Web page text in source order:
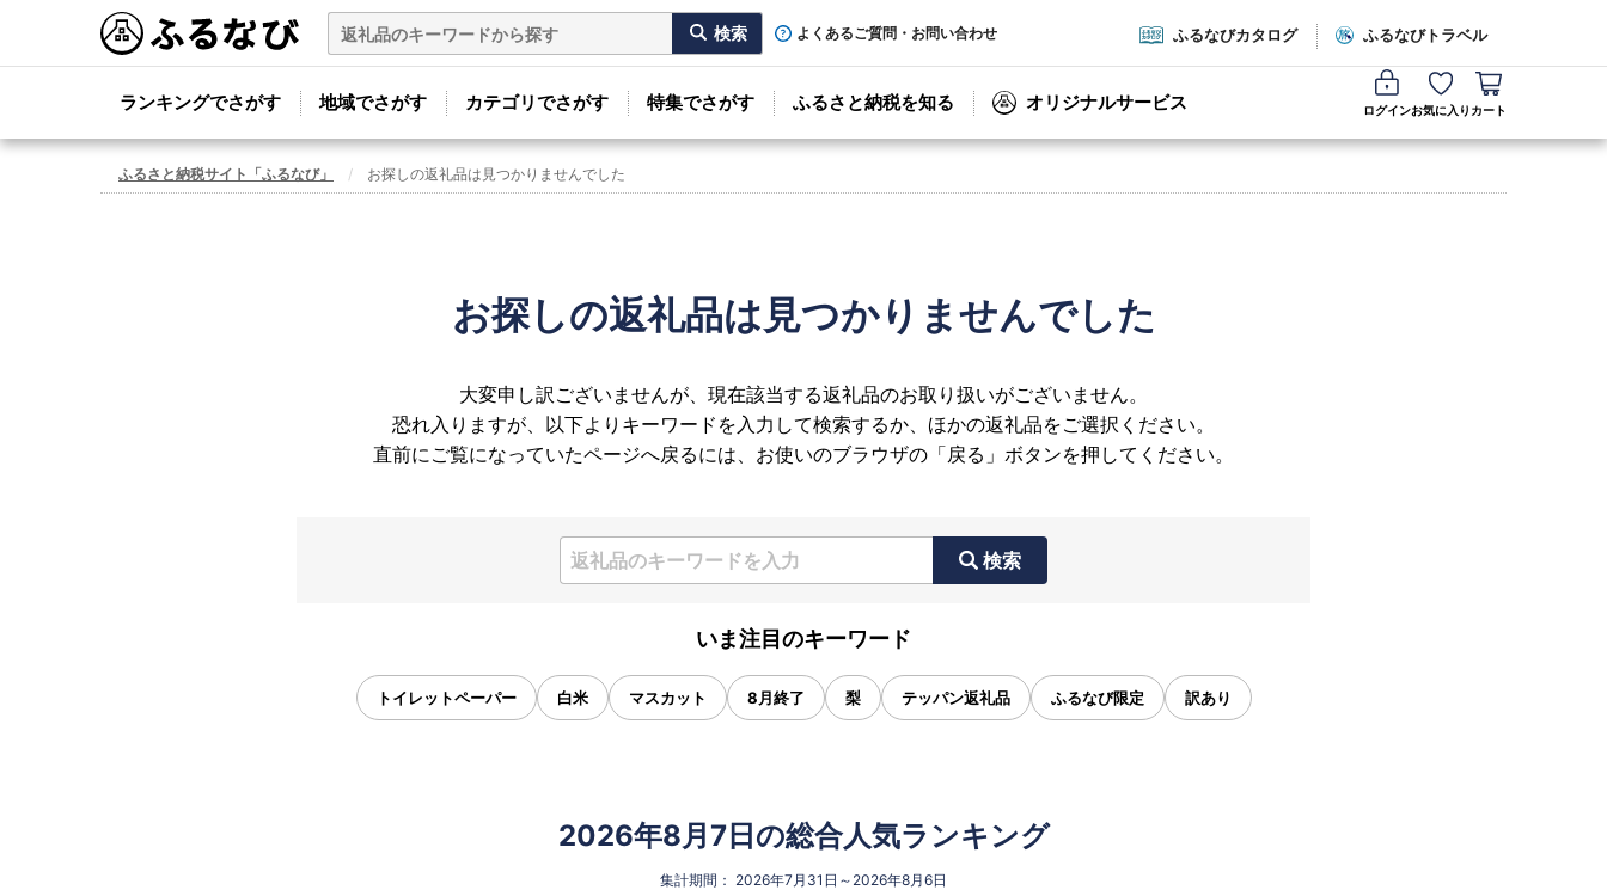
よくあるご質問・お問い合わせ ふるなびカタログ ふるなびトラベル
ランキングでさがす 地域でさがす カテゴリでさがす 特集でさがす ふるさと納税を知る オリジナルサービス ログインお気に入り カート
ふるさと納税サイト「ふるなび」 お探しの返礼品は見つかりませんでした
お探しの返礼品は見つかりませんでした
大変申し訳ございませんが、現在該当する返礼品のお取り扱いがございません。
恐れ入りますが、以下よりキーワードを入力して検索するか、ほかの返礼品をご選択ください。
直前にご覧になっていたページへ戻るには、お使いのブラウザの「戻る」ボタンを押してください。
検索
いま注目のキーワード
トイレットペーパー 白米 マスカット 8月終了 梨 テッパン返礼品 ふるなび限定 訳あり
2026年8月7日の総合人気ランキング
集計期間： 2026年7月31日～2026年8月6日